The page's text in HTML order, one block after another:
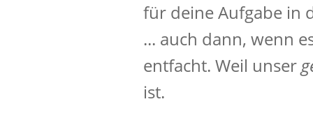
für deine Aufgabe in
... auch dann, wenn
entfacht. Weil unser
ist.